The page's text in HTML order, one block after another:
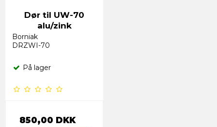
Dør til UW-70
alu/zink
Borniak
DRZWI-70
På lager
850,00 DKK